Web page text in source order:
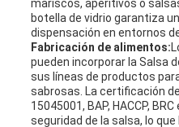
mariscos, aperitivos o
botella de vidrio garantiza
dispensación en entornos
Fabricación de alimentos:
pueden incorporar la Salsa
sus líneas de productos
sabrosas. La certificación de
15045001, BAP, HACCP,
seguridad de la salsa, lo